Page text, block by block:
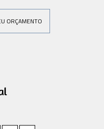
ORÇAMENTO